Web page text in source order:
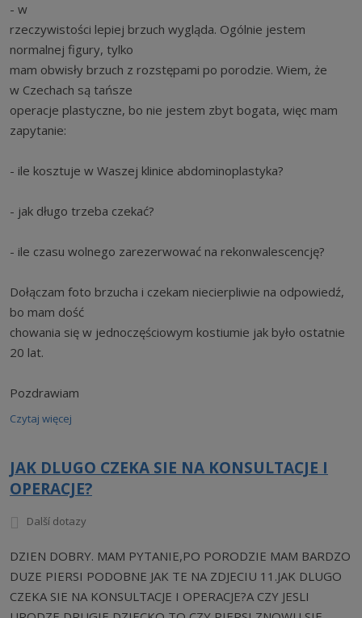
- w
rzeczywistości lepiej brzuch wygląda. Ogólnie jestem
normalnej figury, tylko
mam obwisły brzuch z rozstępami po porodzie. Wiem, że
w Czechach są tańsze
operacje plastyczne, bo nie jestem zbyt bogata, więc mam
zapytanie:
- ile kosztuje w Waszej klinice abdominoplastyka?
- jak długo trzeba czekać?
- ile czasu wolnego zarezerwować na rekonwalescencję?
Dołączam foto brzucha i czekam niecierpliwie na odpowiedź,
bo mam dość
chowania się w jednoczęściowym kostiumie jak było ostatnie
20 lat.
Pozdrawiam
Czytaj więcej
JAK DLUGO CZEKA SIE NA KONSULTACJE I
OPERACJE?
Další dotazy
DZIEN DOBRY. MAM PYTANIE,PO PORODZIE MAM BARDZO
DUZE PIERSI PODOBNE JAK TE NA ZDJECIU 11.JAK DLUGO
CZEKA SIE NA KONSULTACJE I OPERACJE?A CZY JESLI